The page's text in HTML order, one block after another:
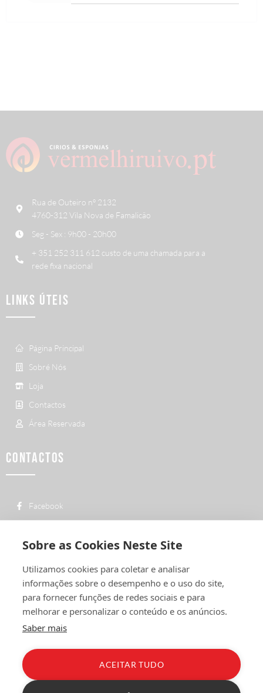
Sobre as Cookies Neste Site
Utilizamos cookies para coletar e analisar
informações sobre o desempenho e o uso do site,
para fornecer funções de redes sociais e para
melhorar e personalizar o conteúdo e os anúncios.
Saber mais
ACEITAR TUDO
Rua de Outeiro nº 2132
4760-312 Vila Nova de Famalicão
Seg - Sex : 9h00 - 20h00
+ 351 252 311 612 custo de uma chamada para a
rede fixa nacional
LINKS ÚTEIS
Página Principal
Sobré Nós
Loja
Contactos
Área Reservada
CONTACTOS
Facebook
nacional
Rua de Outeiro nº 2132
4760-312 Vila Nova de Famalicão
Política de PrivacidadeCondições GeraisLivro de Reclamações